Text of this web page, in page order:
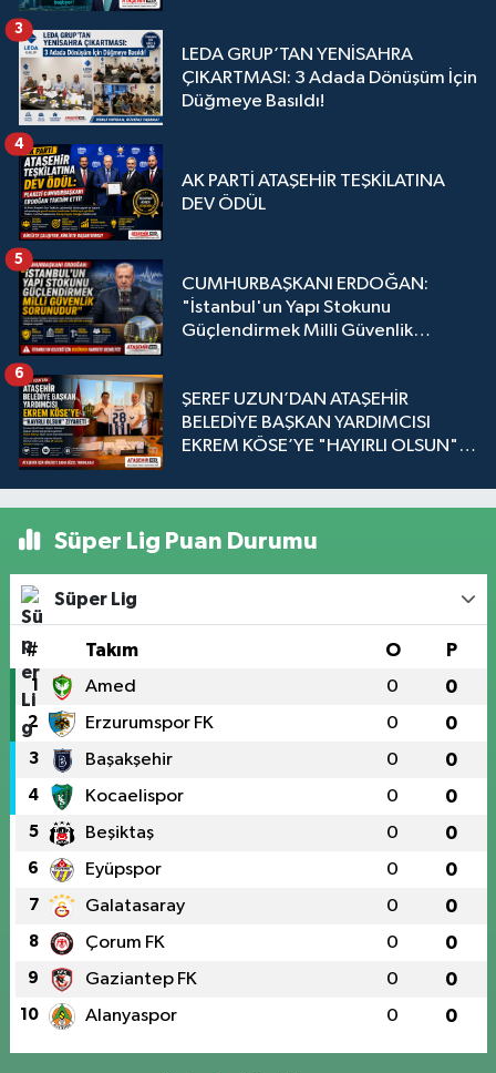
LEDA GRUP’TAN YENİSAHRA
ÇIKARTMASI: 3 Adada Dönüşüm İçin
Düğmeye Basıldı!
3
AK PARTİ ATAŞEHİR TEŞKİLATINA
DEV ÖDÜL
4
CUMHURBAŞKANI ERDOĞAN:
"İstanbul'un Yapı Stokunu
Güçlendirmek Milli Güvenlik
5
ŞEREF UZUN’DAN ATAŞEHİR
BELEDİYE BAŞKAN YARDIMCISI
EKREM KÖSE’YE "HAYIRLI OLSUN"
6
Süper Lig Puan Durumu
Süper Lig
# Takım O P
1 Amed 0 0
2 Erzurumspor FK 0 0
3 Başakşehir 0 0
4 Kocaelispor 0 0
5 Beşiktaş 0 0
6 Eyüpspor 0 0
7 Galatasaray 0 0
8 Çorum FK 0 0
9 Gaziantep FK 0 0
10 Alanyaspor 0 0